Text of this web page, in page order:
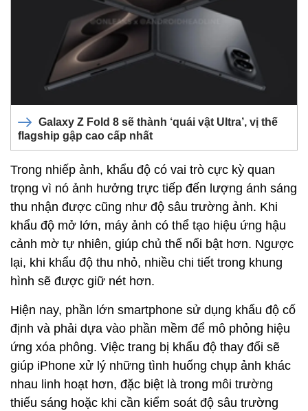
Galaxy Z Fold 8 sẽ thành ‘quái vật Ultra’, vị thế
flagship gập cao cấp nhất
Trong nhiếp ảnh, khẩu độ có vai trò cực kỳ quan
trọng vì nó ảnh hưởng trực tiếp đến lượng ánh sáng
thu nhận được cũng như độ sâu trường ảnh. Khi
khẩu độ mở lớn, máy ảnh có thể tạo hiệu ứng hậu
cảnh mờ tự nhiên, giúp chủ thể nổi bật hơn. Ngược
lại, khi khẩu độ thu nhỏ, nhiều chi tiết trong khung
hình sẽ được giữ nét hơn.
Hiện nay, phần lớn smartphone sử dụng khẩu độ cố
định và phải dựa vào phần mềm để mô phỏng hiệu
ứng xóa phông. Việc trang bị khẩu độ thay đổi sẽ
giúp iPhone xử lý những tình huống chụp ảnh khác
nhau linh hoạt hơn, đặc biệt là trong môi trường
thiếu sáng hoặc khi cần kiểm soát độ sâu trường